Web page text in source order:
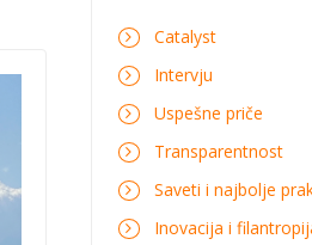
Catalyst
Intervju
Uspešne priče
Transparentnost
Saveti i najbolje
Inovacija i